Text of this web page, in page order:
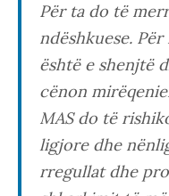
Për ta do të
ndëshkuese.
është e shenjtë
cënon
MAS do të
ligjore dhe
rregullat dhe